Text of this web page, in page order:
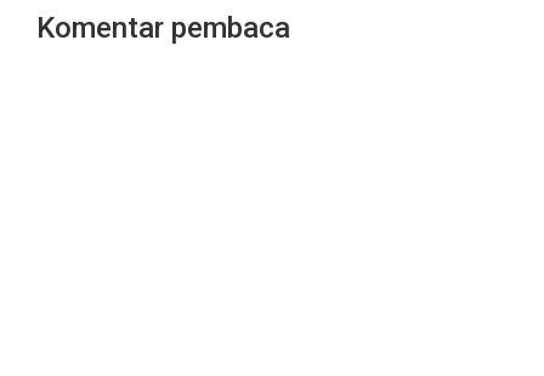
Komentar pembaca